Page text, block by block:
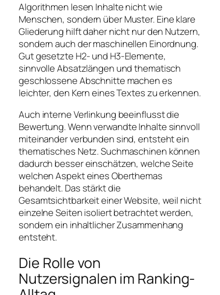
Algorithmen lesen Inhalte nicht wie
Menschen, sondern über Muster. Eine klare
Gliederung hilft daher nicht nur den Nutzern,
sondern auch der maschinellen Einordnung.
Gut gesetzte H2- und H3-Elemente,
sinnvolle Absatzlängen und thematisch
geschlossene Abschnitte machen es
leichter, den Kern eines Textes zu erkennen.
Auch interne Verlinkung beeinflusst die
Bewertung. Wenn verwandte Inhalte sinnvoll
miteinander verbunden sind, entsteht ein
thematisches Netz. Suchmaschinen können
dadurch besser einschätzen, welche Seite
welchen Aspekt eines Oberthemas
behandelt. Das stärkt die
Gesamtsichtbarkeit einer Website, weil nicht
einzelne Seiten isoliert betrachtet werden,
sondern ein inhaltlicher Zusammenhang
entsteht.
Die Rolle von
Nutzersignalen im Ranking-